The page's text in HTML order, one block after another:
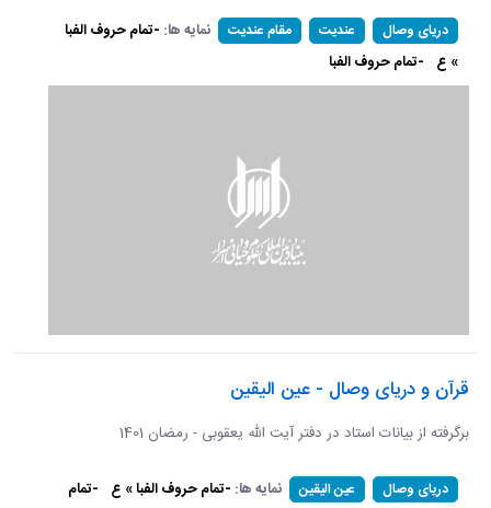
دریای وصال عندیت مقام عندیت نمایه ها: -تمام حروف الفبا
» ع -تمام حروف الفبا
قرآن و دریای وصال - عین الیقین
برگرفته از بیانات استاد در دفتر آیت الله یعقوبی - رمضان 1401
دریای وصال عین الیقین نمایه ها: -تمام حروف الفبا » ع -تمام